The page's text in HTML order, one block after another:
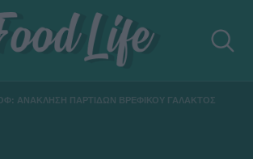
ΑΝΑΚΛΗΣΗ ΠΑΡΤΙΔΩΝ ΒΡΕΦΙΚΟΥ ΓΑΛΑΚΤΟΣ